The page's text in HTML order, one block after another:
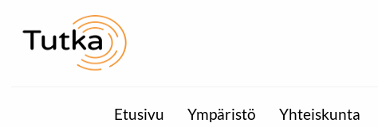
Etusivu Ympäristö Yhteiskunta